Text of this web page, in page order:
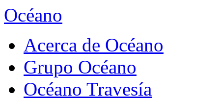
Océano
Acerca de Océano
Grupo Océano
Océano Travesía